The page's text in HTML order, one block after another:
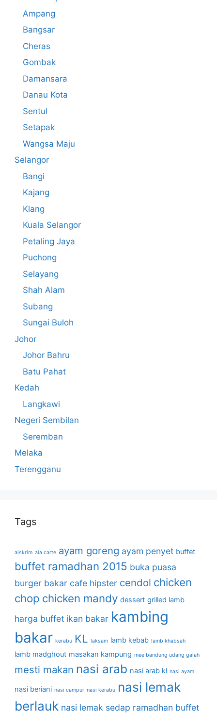
Ampang
Bangsar
Cheras
Gombak
Damansara
Danau Kota
Sentul
Setapak
Wangsa Maju
Selangor
Bangi
Kajang
Klang
Kuala Selangor
Petaling Jaya
Puchong
Selayang
Shah Alam
Subang
Sungai Buloh
Johor
Johor Bahru
Batu Pahat
Kedah
Langkawi
Negeri Sembilan
Seremban
Melaka
Terengganu
Tags
aiskrim ala carte ayam goreng ayam penyet buffet
buffet ramadhan 2015 buka puasa
burger bakar cafe hipster cendol chicken
chop chicken mandy dessert grilled lamb
harga buffet ikan bakar kambing
bakar kerabu KL laksam lamb kebab lamb khabsah
lamb madghout masakan kampung mee bandung udang galah
mesti makan nasi arab nasi arab kl nasi ayam
nasi beriani nasi campur nasi kerabu nasi lemak
berlauk nasi lemak sedap ramadhan buffet